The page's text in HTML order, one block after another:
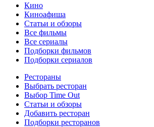
Кино
Киноафиша
Статьи и обзоры
Все фильмы
Все сериалы
Подборки фильмов
Подборки сериалов
Рестораны
Выбрать ресторан
Выбор Time Out
Статьи и обзоры
Добавить ресторан
Подборки ресторанов